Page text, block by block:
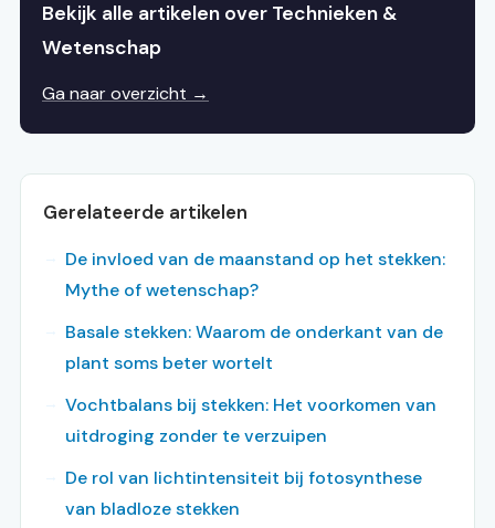
Bekijk alle artikelen over Technieken &
Wetenschap
Ga naar overzicht →
Gerelateerde artikelen
De invloed van de maanstand op het stekken:
Mythe of wetenschap?
Basale stekken: Waarom de onderkant van de
plant soms beter wortelt
Vochtbalans bij stekken: Het voorkomen van
uitdroging zonder te verzuipen
De rol van lichtintensiteit bij fotosynthese
van bladloze stekken